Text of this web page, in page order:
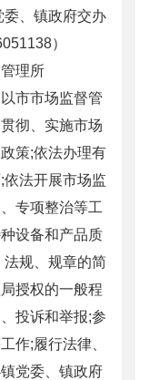
、镇政府交办
）
理所
市市场监督管
彻、实施市场
策;依法办理有
法开展市场监
专项整治等工
设备和产品质
规、规章的简
授权的一般程
投诉和举报;参
作;履行法律、
党委、镇政府